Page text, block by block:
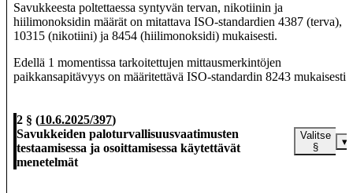
Savukkeesta poltettaessa syntyvän tervan, nikotiinin ja
hiilimonoksidin määrät on mitattava ISO-standardien 4387 (terva),
10315 (nikotiini) ja 8454 (hiilimonoksidi) mukaisesti.
Edellä 1 momentissa tarkoitettujen mittausmerkintöjen
paikkansapitävyys on määritettävä ISO-standardin 8243 mukaisesti.
2 § (10.6.2025/397)
Savukkeiden paloturvallisuusvaatimusten
testaamisessa ja osoittamisessa käytettävät
menetelmät
Valitse
§
▾